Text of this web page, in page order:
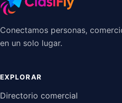
Conectamos personas,
en un solo lugar.
EXPLORAR
Directorio comercial